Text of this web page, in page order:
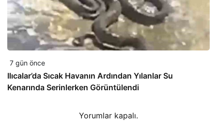
7 gün önce
Ilıcalar’da Sıcak Havanın Ardından Yılanlar Su
Kenarında Serinlerken Görüntülendi
Yorumlar kapalı.